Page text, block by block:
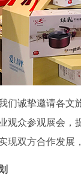
们诚挚邀请各文
观众参观展会，
现双方合作发展